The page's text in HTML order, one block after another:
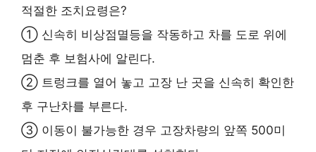
적절한 조치요령은?
① 신속히 비상점멸등을 작동하고 차를 도로 위에
멈춘 후 보험사에 알린다.
② 트렁크를 열어 놓고 고장 난 곳을 신속히 확인한
후 구난차를 부른다.
③ 이동이 불가능한 경우 고장차량의 앞쪽 500미